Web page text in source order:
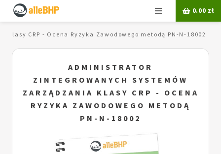
Menu 0.00 zł
CRP - Ocena Ryzyka Zawodowego metodą PN-N-18002
ADMINISTRATOR
ZINTEGROWANYCH SYSTEMÓW
ZARZĄDZANIA KLASY CRP - OCENA
RYZYKA ZAWODOWEGO METODĄ
PN-N-18002